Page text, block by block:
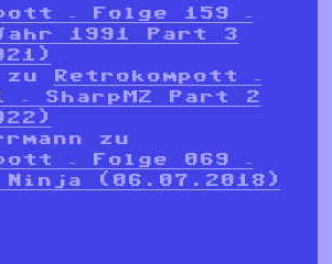
– Folge 159 –
Jahr 1991 Part 3
zu
Retrokompott –
– SharpMZ Part 2
zu
– Folge 069 –
Ninja (06.07.2018)